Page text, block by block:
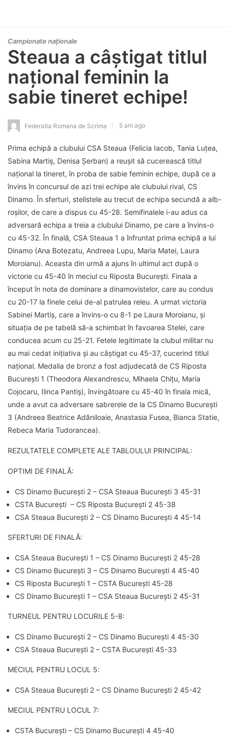
Campionate naționale
Steaua a câștigat titlul
național feminin la
sabie tineret echipe!
Federatia Romana de Scrima 5 ani ago
Prima echipă a clubului CSA Steaua (Felicia Iacob, Tania Luțea,
Sabina Martiș, Denisa Șerban) a reușit să cucerească titlul
național la tineret, în proba de sabie feminin echipe, după ce a
învins în concursul de azi trei echipe ale clubului rival, CS
Dinamo. În sferturi, stelistele au trecut de echipa secundă a alb-
roșilor, de care a dispus cu 45-28. Semifinalele i-au adus ca
adversară echipa a treia a clubului Dinamo, pe care a învins-o
cu 45-32. În finală, CSA Steaua 1 a înfruntat prima echipă a lui
Dinamo (Ana Botezatu, Andreea Lupu, Maria Matei, Laura
Moroianu). Aceasta din urmă a ajuns în ultimul act după o
victorie cu 45-40 în meciul cu Riposta București. Finala a
început în nota de dominare a dinamovistelor, care au condus
cu 20-17 la finele celui de-al patrulea releu. A urmat victoria
Sabinei Martiș, care a învins-o cu 8-1 pe Laura Moroianu, și
situația de pe tabelă să-a schimbat în favoarea Stelei, care
conducea acum cu 25-21. Fetele legitimate la clubul militar nu
au mai cedat inițiativa și au câștigat cu 45-37, cucerind titlul
național. Medalia de bronz a fost adjudecată de CS Riposta
București 1 (Theodora Alexandrescu, Mihaela Chițu, Maria
Cojocaru, Ilinca Pantiș), învingătoare cu 45-40 în finala mică,
unde a avut ca adversare sabrerele de la CS Dinamo București
3 (Andreea Beatrice Adăniloaie, Anastasia Fusea, Bianca Statie,
Rebeca Maria Tudorancea).
REZULTATELE COMPLETE ALE TABLOULUI PRINCIPAL:
OPTIMI DE FINALĂ:
CS Dinamo București 2 – CSA Steaua București 3 45-31
CSTA București – CS Riposta București 2 45-38
CSA Steaua București 2 – CS Dinamo București 4 45-14
SFERTURI DE FINALĂ:
CSA Steaua București 1 – CS Dinamo București 2 45-28
CS Dinamo București 3 – CS Dinamo București 4 45-40
CS Riposta București 1 – CSTA București 45-28
CS Dinamo București 1 – CSA Steaua București 2 45-31
TURNEUL PENTRU LOCURILE 5-8:
CS Dinamo București 2 – CS Dinamo București 4 45-30
CSA Steaua București 2 – CSTA București 45-33
MECIUL PENTRU LOCUL 5:
CSA Steaua București 2 – CS Dinamo București 2 45-42
MECIUL PENTRU LOCUL 7:
CSTA București – CS Dinamo București 4 45-40